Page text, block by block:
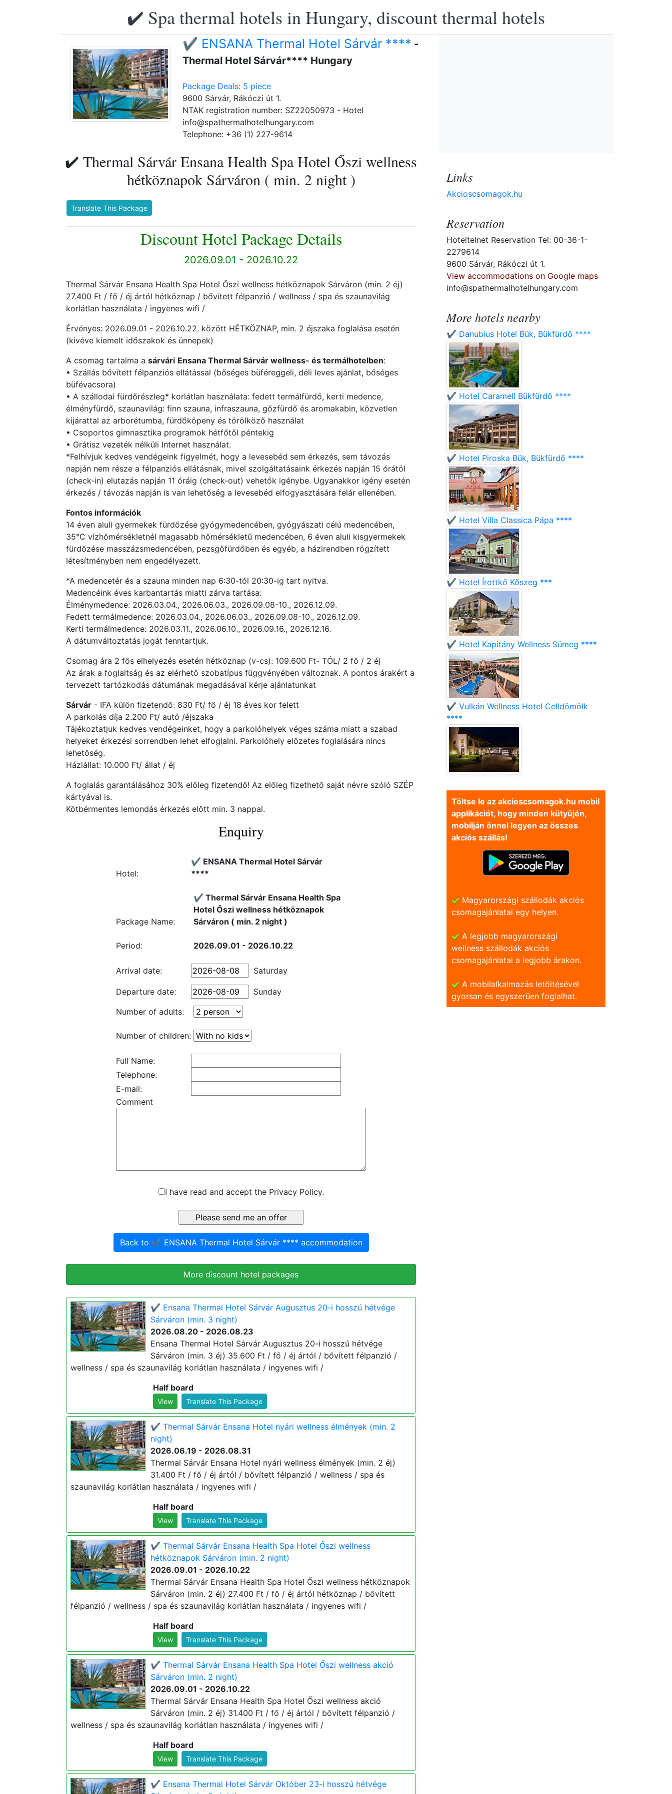
✔️ Spa thermal hotels in Hungary, discount thermal hotels
✔️ ENSANA Thermal Hotel Sárvár **** -
Thermal Hotel Sárvár**** Hungary
Package Deals: 5 piece
9600 Sárvár, Rákóczi út 1.
NTAK registration number: SZ22050973 - Hotel
info@spathermalhotelhungary.com
Telephone: +36 (1) 227-9614
✔️ Thermal Sárvár Ensana Health Spa Hotel Őszi wellness
hétköznapok Sárváron ( min. 2 night )
Translate This Package
Discount Hotel Package Details
2026.09.01 - 2026.10.22
Thermal Sárvár Ensana Health Spa Hotel Őszi wellness hétköznapok Sárváron (min. 2 éj)
27.400 Ft / fő / éj ártól hétköznap / bővített félpanzió / wellness / spa és szaunavilág
korlátlan használata / ingyenes wifi /
Érvényes: 2026.09.01 - 2026.10.22. között HÉTKÖZNAP, min. 2 éjszaka foglalása esetén
(kivéve kiemelt időszakok és ünnepek)
A csomag tartalma a sárvári Ensana Thermal Sárvár wellness- és termálhotelben:
• Szállás bővített félpanziós ellátással (bőséges büféreggeli, déli leves ajánlat, bőséges
büfévacsora)
• A szállodai fürdőrészleg* korlátlan használata: fedett termálfürdő, kerti medence,
élményfürdő, szaunavilág: finn szauna, infraszauna, gőzfürdő és aromakabin, közvetlen
kijárattal az arborétumba, fürdőköpeny és törölköző használat
• Csoportos gimnasztika programok hétfőtől péntekig
• Grátisz vezeték nélküli Internet használat.
*Felhívjuk kedves vendégeink figyelmét, hogy a levesebéd sem érkezés, sem távozás
napján nem része a félpanziós ellátásnak, mivel szolgáltatásaink érkezés napján 15 órától
(check-in) elutazás napján 11 óráig (check-out) vehetők igénybe. Ugyanakkor igény esetén
érkezés / távozás napján is van lehetőség a levesebéd elfogyasztására felár ellenében.
Fontos információk
14 éven aluli gyermekek fürdőzése gyógymedencében, gyógyászati célú medencében,
35°C vízhőmérsékletnél magasabb hőmérsékletű medencében, 6 éven aluli kisgyermekek
fürdőzése masszázsmedencében, pezsgőfürdőben és egyéb, a házirendben rögzített
létesítményben nem engedélyezett.
*A medencetér és a szauna minden nap 6:30-tól 20:30-ig tart nyitva.
Medencéink éves karbantartás miatti zárva tartása:
Élménymedence: 2026.03.04., 2026.06.03., 2026.09.08-10., 2026.12.09.
Fedett termálmedence: 2026.03.04., 2026.06.03., 2026.09.08-10., 2026.12.09.
Kerti termálmedence: 2026.03.11., 2026.06.10., 2026.09.16., 2026.12.16.
A dátumváltoztatás jogát fenntartjuk.
Csomag ára 2 fős elhelyezés esetén hétköznap (v-cs): 109.600 Ft- TÓL/ 2 fő / 2 éj
Az árak a foglaltság és az elérhető szobatípus függvényében változnak. A pontos árakért a
tervezett tartózkodás dátumának megadásával kérje ajánlatunkat
Sárvár - IFA külön fizetendő: 830 Ft/ fő / éj 18 éves kor felett
A parkolás díja 2.200 Ft/ autó /éjszaka
Tájékoztatjuk kedves vendégeinket, hogy a parkolóhelyek véges száma miatt a szabad
helyeket érkezési sorrendben lehet elfoglalni. Parkolóhely előzetes foglalására nincs
lehetőség.
Háziállat: 10.000 Ft/ állat / éj
A foglalás garantálásához 30% előleg fizetendő! Az előleg fizethető saját névre szóló SZÉP
kártyával is.
Kötbérmentes lemondás érkezés előtt min. 3 nappal.
Enquiry
Hotel:
✔️ ENSANA Thermal Hotel Sárvár
****
Package Name:
✔️ Thermal Sárvár Ensana Health Spa
Hotel Őszi wellness hétköznapok
Sárváron ( min. 2 night )
Period: 2026.09.01 - 2026.10.22
Arrival date: Saturday
Departure date:
Sunday
Number of adults:
Number of children:
Full Name:
Telephone:
E-mail:
Comment
I have read and accept the Privacy Policy.
Back to ✔️ ENSANA Thermal Hotel Sárvár **** accommodation
More discount hotel packages
✔️ Ensana Thermal Hotel Sárvár Augusztus 20-i hosszú hétvége
Sárváron (min. 3 night)
2026.08.20 - 2026.08.23
Ensana Thermal Hotel Sárvár Augusztus 20-i hosszú hétvége
Sárváron (min. 3 éj) 35.600 Ft / fő / éj ártól / bővített félpanzió /
wellness / spa és szaunavilág korlátlan használata / ingyenes wifi /
Half board
View Translate This Package
✔️ Thermal Sárvár Ensana Hotel nyári wellness élmények (min. 2
night)
2026.06.19 - 2026.08.31
Thermal Sárvár Ensana Hotel nyári wellness élmények (min. 2 éj)
31.400 Ft / fő / éj ártól / bővített félpanzió / wellness / spa és
szaunavilág korlátlan használata / ingyenes wifi /
Half board
View Translate This Package
✔️ Thermal Sárvár Ensana Health Spa Hotel Őszi wellness
hétköznapok Sárváron (min. 2 night)
2026.09.01 - 2026.10.22
Thermal Sárvár Ensana Health Spa Hotel Őszi wellness hétköznapok
Sárváron (min. 2 éj) 27.400 Ft / fő / éj ártól hétköznap / bővített
félpanzió / wellness / spa és szaunavilág korlátlan használata / ingyenes wifi /
Half board
View Translate This Package
✔️ Thermal Sárvár Ensana Health Spa Hotel Őszi wellness akció
Sárváron (min. 2 night)
2026.09.01 - 2026.10.22
Thermal Sárvár Ensana Health Spa Hotel Őszi wellness akció
Sárváron (min. 2 éj) 31.400 Ft / fő / éj ártól / bővített félpanzió /
wellness / spa és szaunavilág korlátlan használata / ingyenes wifi /
Half board
View Translate This Package
✔️ Ensana Thermal Hotel Sárvár Október 23-i hosszú hétvége
Links
Akcioscsomagok.hu
Reservation
Hoteltelnet Reservation Tel: 00-36-1-
2279614
9600 Sárvár, Rákóczi út 1.
View accommodations on Google maps
info@spathermalhotelhungary.com
More hotels nearby
✔️ Danubius Hotel Bük, Bükfürdő ****
✔️ Hotel Caramell Bükfürdő ****
✔️ Hotel Piroska Bük, Bükfürdő ****
✔️ Hotel Villa Classica Pápa ****
✔️ Hotel Írottkő Kőszeg ***
✔️ Hotel Kapitány Wellness Sümeg ****
✔️ Vulkán Wellness Hotel Celldömölk
****
Töltse le az akcioscsomagok.hu mobil
applikációt, hogy minden kütyüjén,
mobilján önnel legyen az összes
akciós szállás!
Magyarországi szállodák akciós
csomagajánlatai egy helyen.
A legjobb magyarországi
wellness szállodák akciós
csomagajánlatai a legjobb árakon.
A mobilalkalmazás letöltésével
gyorsan és egyszerũen foglalhat.